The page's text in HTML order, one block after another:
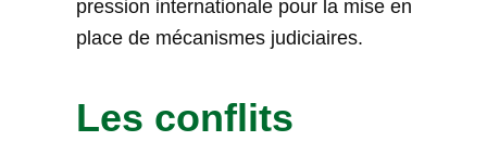
pression internationale pour la mise en
place de mécanismes judiciaires.
Les conflits